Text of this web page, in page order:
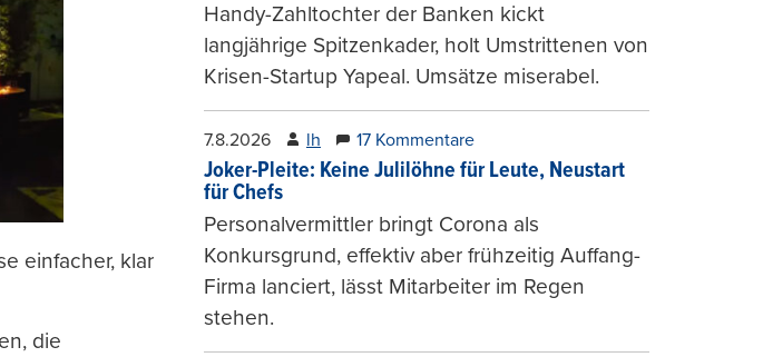
einfacher, klar
die
Handy-Zahltochter der Banken kickt
langjährige Spitzenkader, holt Umstrittenen von
Krisen-Startup Yapeal. Umsätze miserabel.
7.8.2026 lh 17 Kommentare
Joker-Pleite: Keine Julilöhne für Leute, Neustart
für Chefs
Personalvermittler bringt Corona als
Konkursgrund, effektiv aber frühzeitig Auffang-
Firma lanciert, lässt Mitarbeiter im Regen
stehen.